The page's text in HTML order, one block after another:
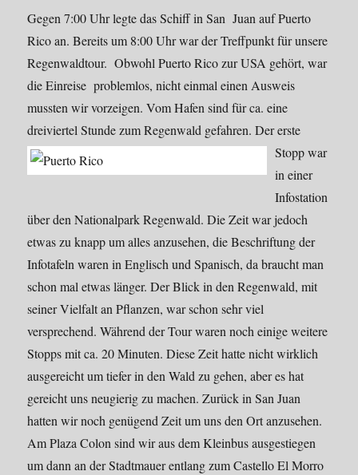
Gegen 7:00 Uhr legte das Schiff in San Juan auf Puerto
Rico an. Bereits um 8:00 Uhr war der Treffpunkt für unsere
Regenwaldtour. Obwohl Puerto Rico zur USA gehört, war
die Einreise problemlos, nicht einmal einen Ausweis
mussten wir vorzeigen. Vom Hafen sind für ca. eine
dreiviertel Stunde zum Regenwald gefahren. Der erste
Stoppwar
in einer
Infostation
über den Nationalpark Regenwald. Die Zeit war jedoch
etwas zu knapp um alles anzusehen, die Beschriftung der
Infotafeln waren in Englisch und Spanisch, da braucht man
schon mal etwas länger. Der Blick in den Regenwald, mit
seiner Vielfalt an Pflanzen, war schon sehr viel
versprechend. Während der Tour waren noch einige weitere
Stopps mit ca. 20 Minuten. Diese Zeit hatte nicht wirklich
ausgereicht um tiefer in den Wald zu gehen, aber es hat
gereicht uns neugierig zu machen. Zurück in San Juan
hatten wir noch genügend Zeit um uns den Ort anzusehen.
Am Plaza Colon sind wir aus dem Kleinbus ausgestiegen
um dann an der Stadtmauer entlang zum Castello El Morro